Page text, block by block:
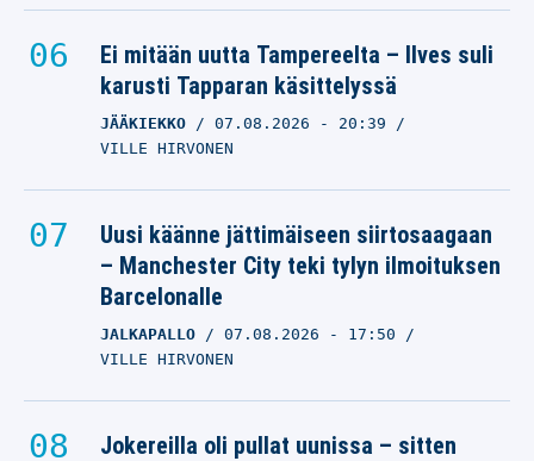
Ei mitään uutta Tampereelta – Ilves suli
karusti Tapparan käsittelyssä
JÄÄKIEKKO 07.08.2026 - 20:39
VILLE HIRVONEN
Uusi käänne jättimäiseen siirtosaagaan
– Manchester City teki tylyn ilmoituksen
Barcelonalle
JALKAPALLO 07.08.2026 - 17:50
VILLE HIRVONEN
Jokereilla oli pullat uunissa – sitten